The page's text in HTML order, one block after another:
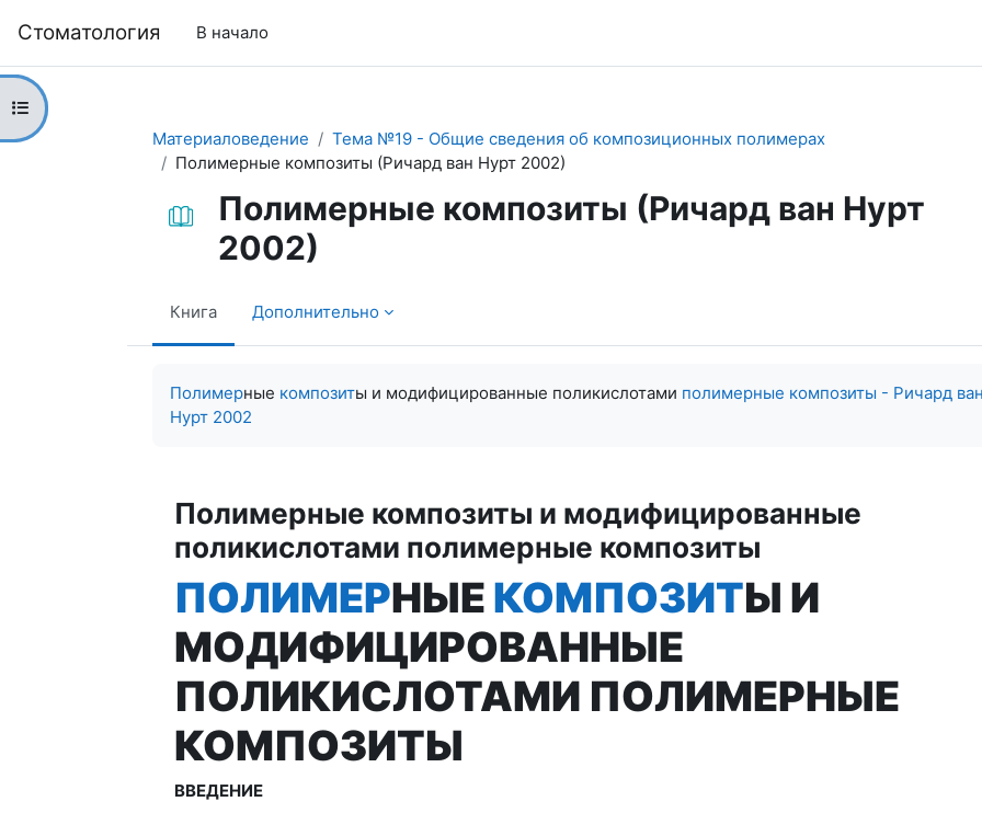
Cтоматология В начало
Открыть оглавление курса
Материаловедение
Тема №19 - Общие сведения об композиционных полимерах
Полимерные композиты (Ричард ван Нурт 2002)
Полимерные композиты (Ричард ван Нурт
2002)
Книга Дополнительно
Полимерные композиты и модифицированные поликислотами полимерные композиты - Ричард
Нурт 2002
Полимерные композиты и модифицированные
поликислотами полимерные композиты
ПОЛИМЕРНЫЕ КОМПОЗИТЫ И
МОДИФИЦИРОВАННЫЕ
ПОЛИКИСЛОТАМИ ПОЛИМЕРНЫЕ
КОМПОЗИТЫ
ВВЕДЕНИЕ